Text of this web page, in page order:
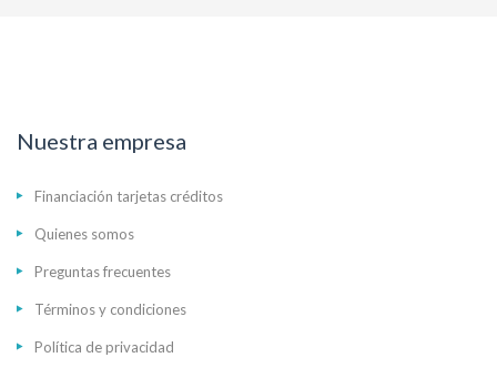
Nuestra empresa
Financiación tarjetas créditos
Quienes somos
Preguntas frecuentes
Términos y condiciones
Política de privacidad